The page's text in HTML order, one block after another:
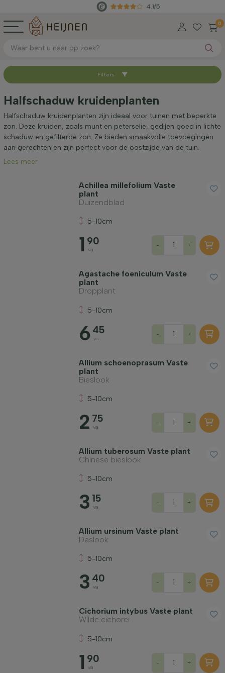
4.1/5
0
Sorteer op
Beschikbaar
Volwassen hoogte (cm)
Filters
Halfschaduw kruidenplanten
Halfschaduw kruidenplanten zijn ideaal voor tuinen met beperkte
zon. Deze kruiden, zoals munt en peterselie, gedijen goed in lichte
schaduw en gefilterde zon. Ze bieden smaakvolle toevoegingen
aan gerechten en zijn perfect voor de oostzijde van de tuin.
Lees meer
Achillea millefolium Vaste
plant
Duizendblad
5-10cm
1 90
va
- +
Agastache foeniculum Vaste
plant
Dropplant
5-10cm
6 45
va
- +
Allium schoenoprasum Vaste
plant
Bieslook
5-10cm
2 75
va
- +
Allium tuberosum Vaste plant
Chinese bieslook
5-10cm
3 15
va
- +
Allium ursinum Vaste plant
Daslook
5-10cm
3 40
va
- +
Cichorium intybus Vaste plant
Wilde cichorei
5-10cm
1 90
va
- +